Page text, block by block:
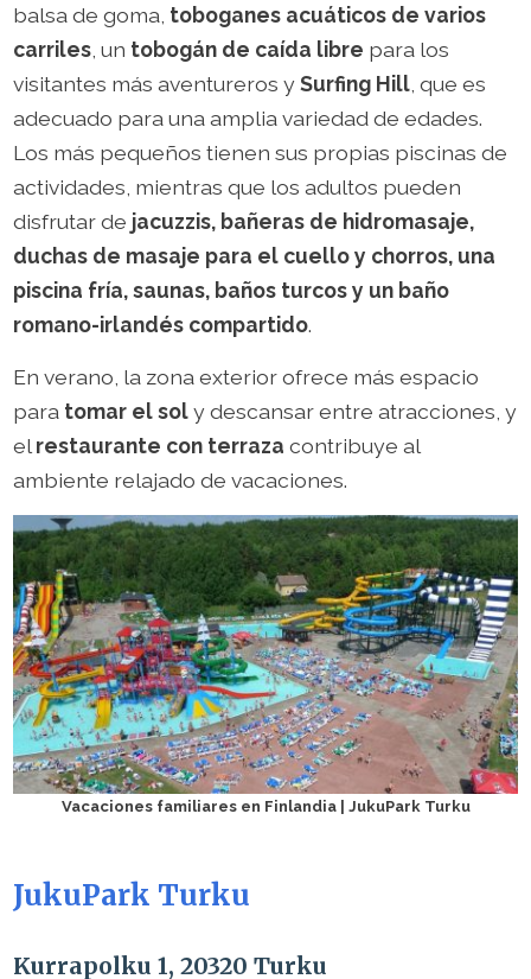
balsa de goma, toboganes acuáticos de varios
carriles , un tobogán de caída libre para los
visitantes más aventureros ySurfing Hill , que es
adecuado para una amplia variedad de edades.
Los más pequeños tienen sus propias piscinas de
actividades, mientras que los adultos pueden
disfrutar de jacuzzis, bañeras de hidromasaje,
duchas de masaje para el cuello y chorros, una
piscina fría, saunas, baños turcos y un baño
romano-irlandés compartido.
En verano, la zona exterior ofrece más espacio
para tomar el soly descansar entre atracciones, y
el restaurante con terraza contribuye al
ambiente relajado de vacaciones.
Vacaciones familiares en Finlandia | JukuPark Turku
JukuPark Turku
Kurrapolku 1, 20320 Turku